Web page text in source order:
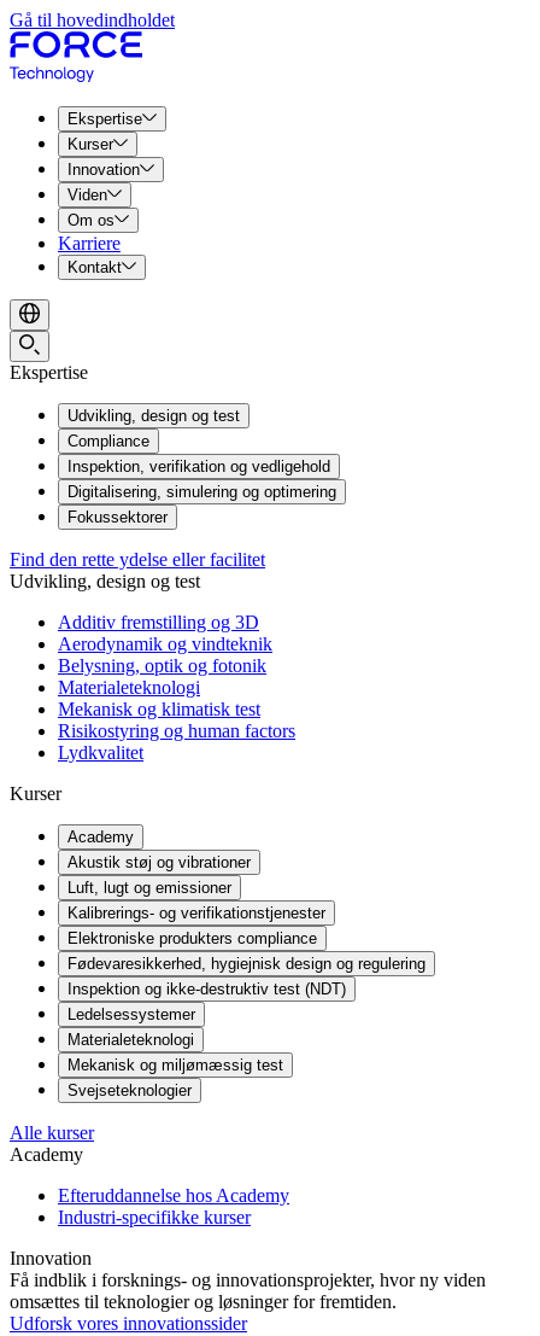
Gå til hovedindholdet
Ekspertise
Kurser
Innovation
Viden
Om os
Karriere
Kontakt
Ekspertise
Udvikling, design og test
Compliance
Inspektion, verifikation og vedligehold
Digitalisering, simulering og optimering
Fokussektorer
Find den rette ydelse eller facilitet
Udvikling, design og test
Additiv fremstilling og 3D
Aerodynamik og vindteknik
Belysning, optik og fotonik
Materialeteknologi
Mekanisk og klimatisk test
Risikostyring og human factors
Lydkvalitet
Kurser
Academy
Akustik støj og vibrationer
Luft, lugt og emissioner
Kalibrerings- og verifikationstjenester
Elektroniske produkters compliance
Fødevaresikkerhed, hygiejnisk design og regulering
Inspektion og ikke-destruktiv test (NDT)
Ledelsessystemer
Materialeteknologi
Mekanisk og miljømæssig test
Svejseteknologier
Alle kurser
Academy
Efteruddannelse hos Academy
Industri-specifikke kurser
Innovation
Få indblik i forsknings- og innovationsprojekter, hvor ny viden
omsættes til teknologier og løsninger for fremtiden.
Udforsk vores innovationssider